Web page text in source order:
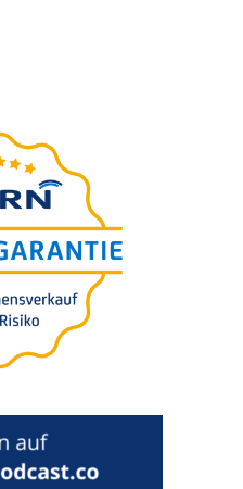
Ratgeber